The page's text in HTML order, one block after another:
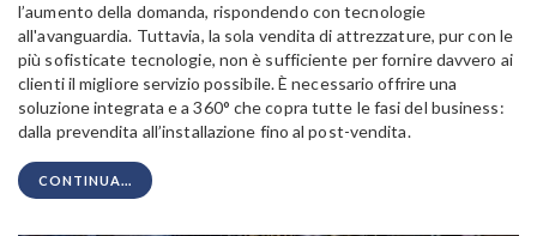
l’aumento della domanda, rispondendo con tecnologie
all'avanguardia. Tuttavia, la sola vendita di attrezzature, pur con le
più sofisticate tecnologie, non è sufficiente per fornire davvero ai
clienti il migliore servizio possibile. È necessario offrire una
soluzione integrata e a 360° che copra tutte le fasi del business:
dalla prevendita all’installazione fino al post-vendita.
CONTINUA...